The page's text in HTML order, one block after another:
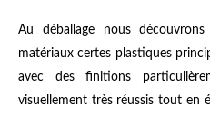
Au déballage nous
matériaux certes plastiques
avec des finitions
visuellement très réussis tout en